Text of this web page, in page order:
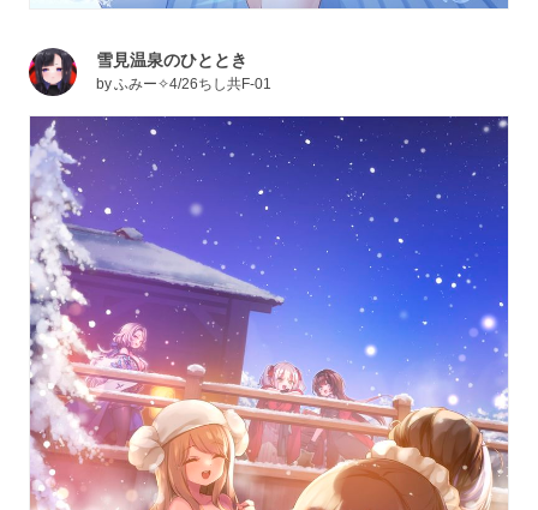
雪見温泉のひととき
byふみー✧4/26ちし共F-01